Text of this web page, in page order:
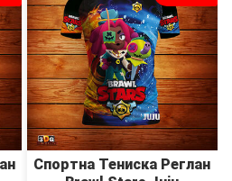
Спортна Тениска Реглан